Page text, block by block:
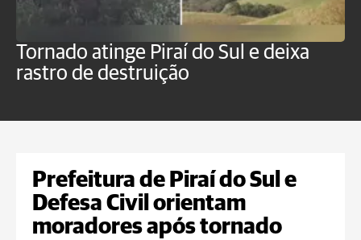
Tornado atinge Piraí do Sul e deixa
rastro de destruição
Prefeitura de Piraí do Sul e
Defesa Civil orientam
moradores após tornado